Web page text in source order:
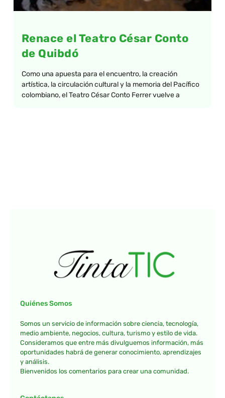
Renace el Teatro César Conto
de Quibdó
Como una apuesta para el encuentro, la creación
artística, la circulación cultural y la memoria del Pacífico
colombiano, el Teatro César Conto Ferrer vuelve a
Quiénes Somos
Somos un servicio de información sobre ciencia, tecnología,
medio ambiente, negocios, cultura, turismo y estilo de vida.
Consideramos que entre más divulguemos información, más
oportunidades habrá de generar conocimiento, aprendizajes
y análisis.
Bienvenidos los comentarios para crear una comunidad.